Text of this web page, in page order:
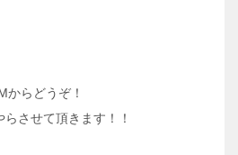
らどうぞ！
させて頂きます！！